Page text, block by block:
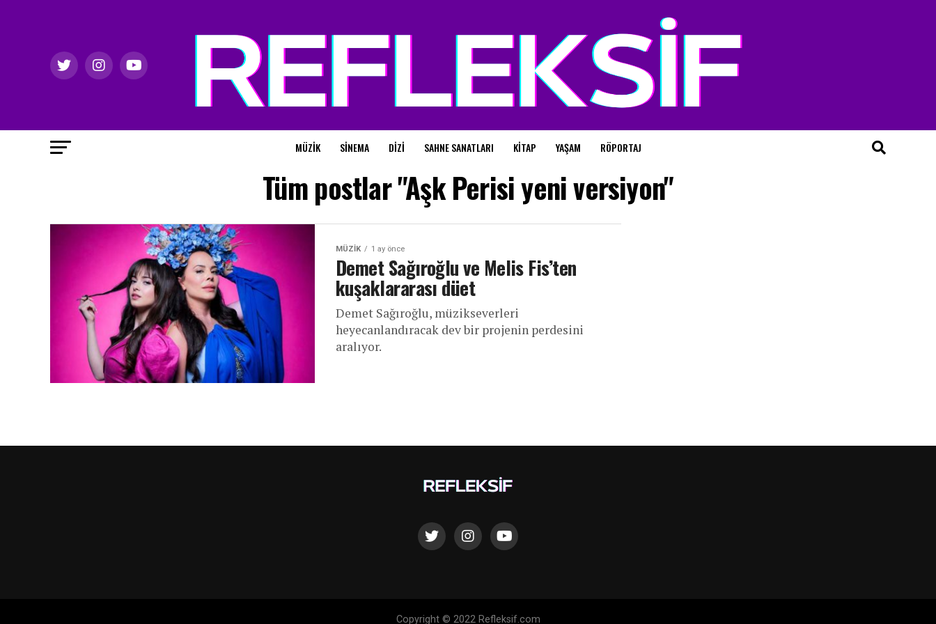
MÜZIK SINEMA DIZI SAHNE SANATLARI KITAP YAŞAM RÖPORTAJ
Tüm postlar "Aşk Perisi yeni versiyon"
MÜZIK 1 ay önce
Demet Sağıroğlu ve Melis Fis’ten
kuşaklararası düet
Demet Sağıroğlu, müzikseverleri
heyecanlandıracak dev bir projenin perdesini
aralıyor.
Copyright © 2022 Refleksif.com